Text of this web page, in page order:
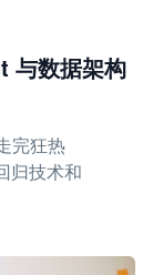
与数据架构
完狂热
归技术和